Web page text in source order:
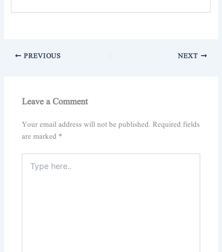
PREVIOUS NEXT
Leave a Comment
Your email address will not be published. Required fields
are marked *
here..